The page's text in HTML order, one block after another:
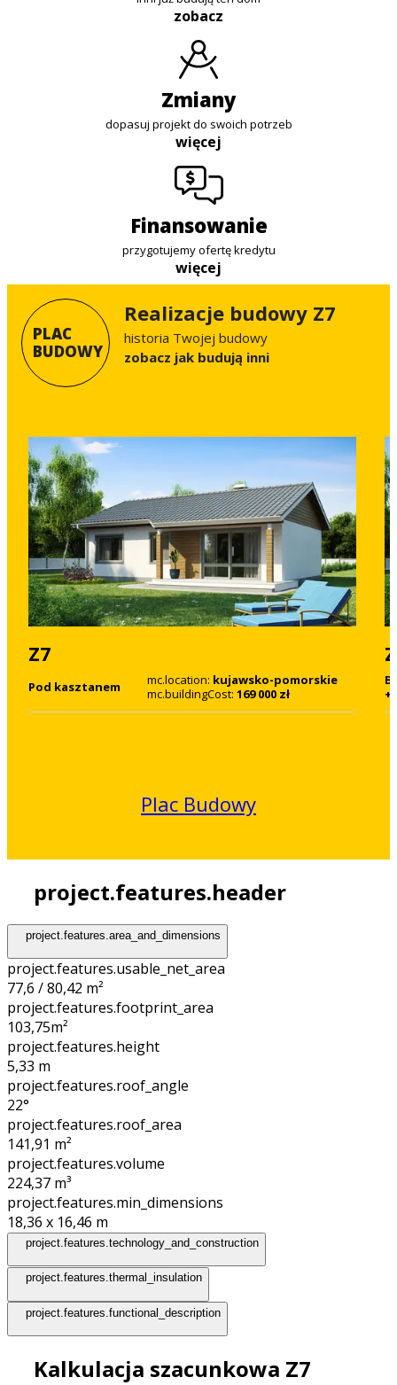
zobacz
zmiany
dopasuj projekt do swoich potrzeb
więcej
finansowanie
przygotujemy ofertę kredytu
więcej
PLAC
BUDOWY
Realizacje budowy Z7
historia Twojej budowy
Zobacz jak budują inni
Z7
Pod kasztanem mc.location: kujawsko-pomorskie
mc.buildingCost: 169 000 zł
Plac Budowy
project.features.header
project.features.area_and_dimensions
project.features.usable_net_area
77,6 / 80,42 m²
project.features.footprint_area
103,75m²
project.features.height
5,33 m
project.features.roof_angle
22°
project.features.roof_area
141,91 m²
project.features.volume
224,37 m³
project.features.min_dimensions
18,36 x 16,46 m
project.features.technology_and_construction
project.features.thermal_insulation
project.features.functional_description
Kalkulacja szacunkowa Z7